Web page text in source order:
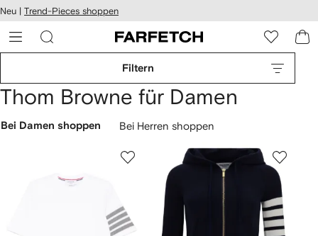
zum
Neu | Trend-Pieces shoppen
Filtern
Thom Browne für Damen
Bei Damen shoppen Bei Herren shoppen